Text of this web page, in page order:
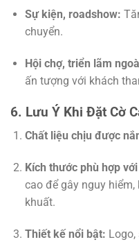
Sự kiện, roadshow:
chuyển.
Hội chợ, triển lãm
ấn tượng với khách
6. Lưu Ý Khi Đặt Cờ
Chất liệu chịu được
Kích thước phù hợp
cao để gây nguy
khuất.
Thiết kế nổi bật: